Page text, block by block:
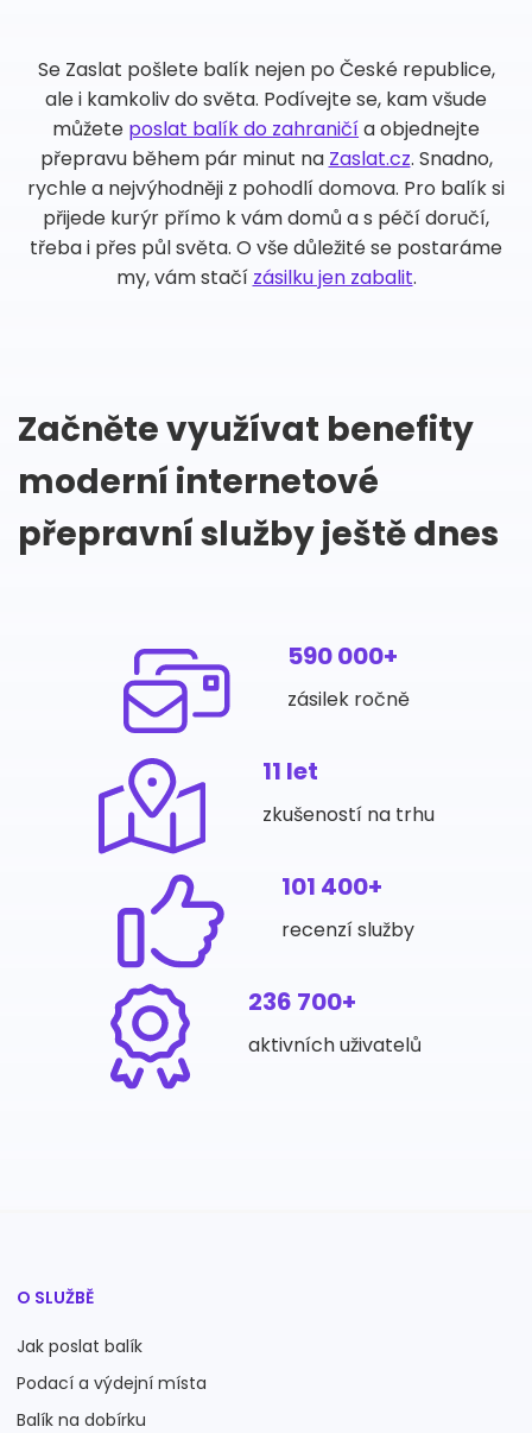
Se Zaslat pošlete balík nejen po České republice,
ale i kamkoliv do světa. Podívejte se, kam všude
můžete poslat balík do zahraničía objednejte
přepravu během pár minut na Zaslat.cz. Snadno,
rychle a nejvýhodněji z pohodlí domova. Pro balík si
přijede kurýr přímo k vám domů a s péčí doručí,
třeba i přes půl světa. O vše důležité se postaráme
my, vám stačí zásilku jen zabalit.
Začněte využívat benefity
moderní internetové
přepravní služby ještě dnes
590 000+
zásilek ročně
11 let
zkušeností na trhu
101 400+
recenzí služby
236 700+
aktivních uživatelů
O SLUŽBĚ
Jak poslat balík
Podací a výdejní místa
Balík na dobírku